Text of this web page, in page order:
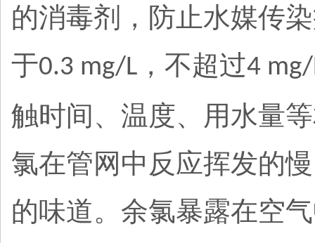
的消毒剂，防止水媒传
于0.3 mg/L ，不超过4
触时间、温度、用水量
氯在管网中反应挥发的
的味道。余氯暴露在空